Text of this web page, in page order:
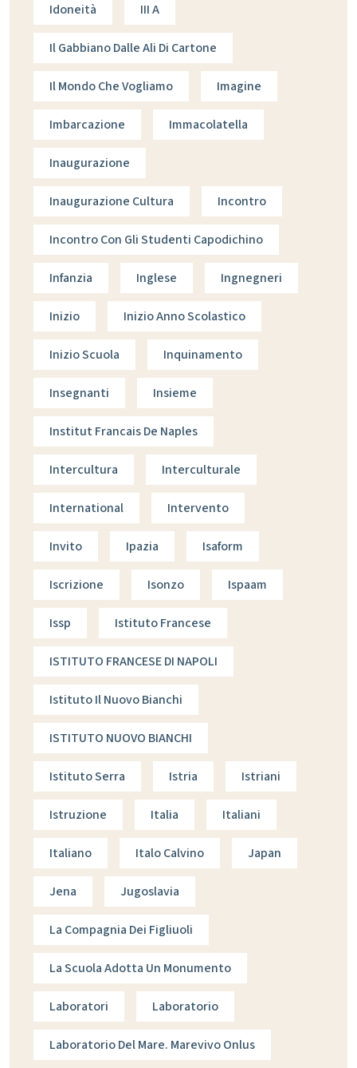
Idoneità III A
Il Gabbiano Dalle Ali Di Cartone
Il Mondo Che Vogliamo Imagine
Imbarcazione Immacolatella
Inaugurazione
Inaugurazione Cultura Incontro
Incontro Con Gli Studenti Capodichino
Infanzia Inglese Ingnegneri
Inizio Inizio Anno Scolastico
Inizio Scuola Inquinamento
Insegnanti Insieme
Institut Francais De Naples
Intercultura Interculturale
International Intervento
Invito Ipazia Isaform
Iscrizione Isonzo Ispaam
Issp Istituto Francese
ISTITUTO FRANCESE DI NAPOLI
Istituto Il Nuovo Bianchi
ISTITUTO NUOVO BIANCHI
Istituto Serra Istria Istriani
Istruzione Italia Italiani
Italiano Italo Calvino Japan
Jena Jugoslavia
La Compagnia Dei Figliuoli
La Scuola Adotta Un Monumento
Laboratori Laboratorio
Laboratorio Del Mare. Marevivo Onlus